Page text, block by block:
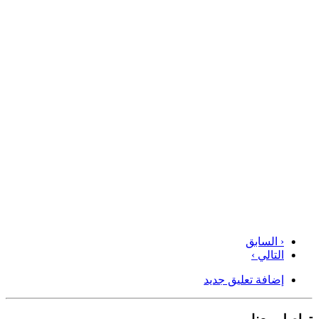
‹ السابق
التالي ›
إضافة تعليق جديد